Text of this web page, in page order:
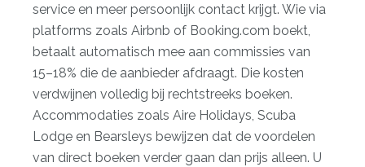
service en meer persoonlijk contact krijgt. Wie via
platforms zoals Airbnb of Booking.com boekt,
betaalt automatisch mee aan commissies van
15–18% die de aanbieder afdraagt. Die kosten
verdwijnen volledig bij rechtstreeks boeken.
Accommodaties zoals Aire Holidays, Scuba
Lodge en Bearsleys bewijzen dat de voordelen
van direct boeken verder gaan dan prijs alleen. U